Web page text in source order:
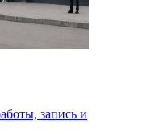
запись и